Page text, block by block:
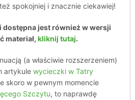
spokojniej i znacznie ciekawiej!
dostępna jest również w wersji
materiał, kliknij tutaj.
(a właściwie rozszerzeniem)
artykule wycieczki w Tatry
skoro w pewnym momencie
Szczytu, to naprawdę